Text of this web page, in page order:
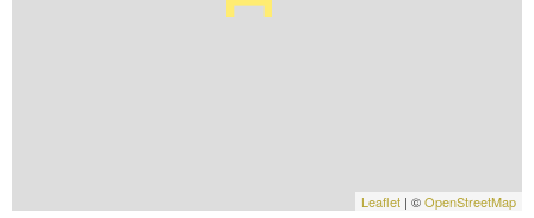
Leaflet | ©OpenStreetMap